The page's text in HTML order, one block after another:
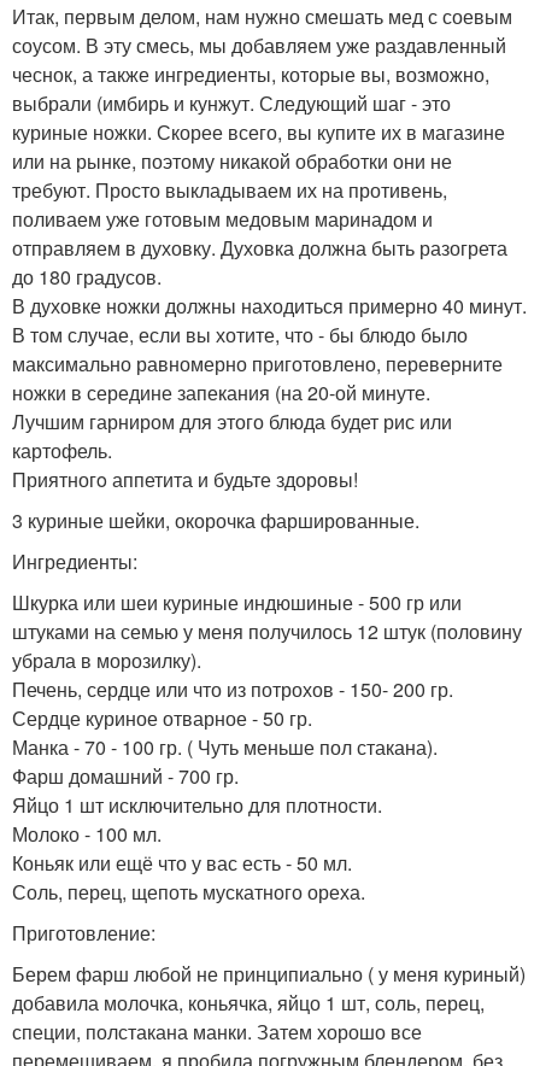
Итак, первым делом, нам нужно смешать мед с соевым
соусом. В эту смесь, мы добавляем уже раздавленный
чеснок, а также ингредиенты, которые вы, возможно,
выбрали (имбирь и кунжут. Следующий шаг - это
куриные ножки. Скорее всего, вы купите их в магазине
или на рынке, поэтому никакой обработки они не
требуют. Просто выкладываем их на противень,
поливаем уже готовым медовым маринадом и
отправляем в духовку. Духовка должна быть разогрета
до 180 градусов.
В духовке ножки должны находиться примерно 40 минут.
В том случае, если вы хотите, что - бы блюдо было
максимально равномерно приготовлено, переверните
ножки в середине запекания (на 20-ой минуте.
Лучшим гарниром для этого блюда будет рис или
картофель.
Приятногo аппетита и будьте здоровы!
3 куриные шейки, окорочка фаршированные.
Ингредиенты:
Шкурка или шеи куриные индюшиные - 500 гр или
штуками на семью у меня получилось 12 штук (половину
убрала в морозилку).
Печень, сердце или что из потрохов - 150- 200 гр.
Сердце куриное отварное - 50 гр.
Манка - 70 - 100 гр. ( Чуть меньше пол стакана).
Фарш домашний - 700 гр.
Яйцо 1 шт исключительно для плотности.
Молоко - 100 мл.
Коньяк или ещё что у вас есть - 50 мл.
Соль, перец, щепоть мускатного ореха.
Приготовление:
Берем фарш любой не принципиально ( у меня куриный)
добавила молочка, коньячка, яйцо 1 шт, соль, перец,
специи, полстакана манки. Затем хорошо все
перемешиваем, я пробила погружным блендером, без